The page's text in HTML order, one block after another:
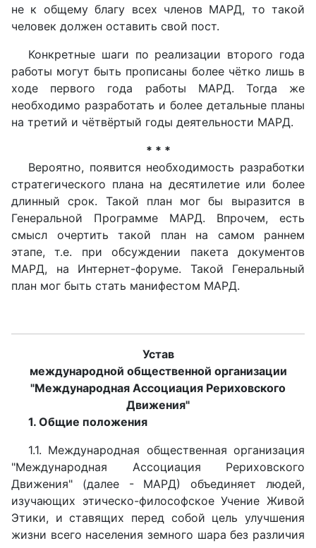
не к общему благу всех членов МАРД, то такой
человек должен оставить свой пост.
Конкретные шаги по реализации второго года
работы могут быть прописаны более чётко лишь в
ходе первого года работы МАРД. Тогда же
необходимо разработать и более детальные планы
на третий и чётвёртый годы деятельности МАРД.
* * *
Вероятно, появится необходимость разработки
стратегического плана на десятилетие или более
длинный срок. Такой план мог бы выразится в
Генеральной Программе МАРД. Впрочем, есть
смысл очертить такой план на самом раннем
этапе, т.е. при обсуждении пакета документов
МАРД, на Интернет-форуме. Такой Генеральный
план мог быть стать манифестом МАРД.
Устав
международной общественной организации
"Международная Ассоциация Рериховского
Движения"
1. Общие положения
1.1. Международная общественная организация
"Международная Ассоциация Рериховского
Движения" (далее - МАРД) объединяет людей,
изучающих этическо-философское Учение Живой
Этики, и ставящих перед собой цель улучшения
жизни всего населения земного шара без различия